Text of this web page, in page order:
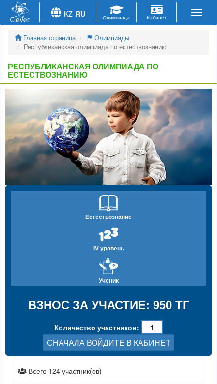
Главная страница
Олимпиады
Республиканская олимпиада по естествознанию
РЕСПУБЛИКАНСКАЯ ОЛИМПИАДА ПО
ЕСТЕСТВОЗНАНИЮ
Естествознание
IV уровень
Ученик
ВЗНОС ЗА УЧАСТИЕ: 950 ТГ
Количество участников:
СНАЧАЛА ВОЙДИТЕ В КАБИНЕТ
Всего 124 участник(ов)
KZ RU